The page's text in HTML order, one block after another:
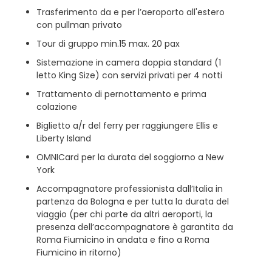
Trasferimento da e per l’aeroporto all'estero
con pullman privato
Tour di gruppo min.15 max. 20 pax
Sistemazione in camera doppia standard (1
letto King Size) con servizi privati per 4 notti
Trattamento di pernottamento e prima
colazione
Biglietto a/r del ferry per raggiungere Ellis e
Liberty Island
OMNICard per la durata del soggiorno a New
York
Accompagnatore professionista dall’Italia in
partenza da Bologna e per tutta la durata del
viaggio (per chi parte da altri aeroporti, la
presenza dell’accompagnatore è garantita da
Roma Fiumicino in andata e fino a Roma
Fiumicino in ritorno)